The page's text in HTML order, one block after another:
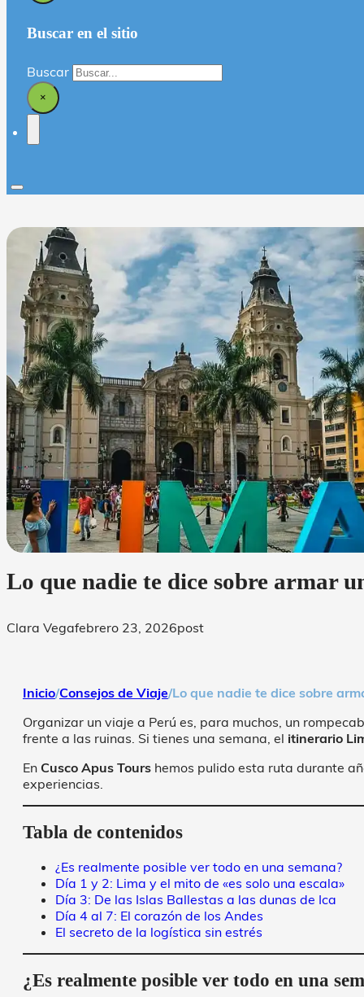
Buscar en el sitio
Buscar
×
Lo que nadie te dice sobre armar
Clara Vegafebrero 23, 2026post
Inicio/Consejos de Viaje/Lo que nadie te dice sobre
Organizar un viaje a Perú es, para muchos, un
frente a las ruinas. Si tienes una semana, el itinerario
En Cusco Apus Tours hemos pulido esta ruta durante
experiencias.
Tabla de contenidos
¿Es realmente posible ver todo en una semana?
Día 1 y 2: Lima y el mito de «es solo una escala»
Día 3: De las Islas Ballestas a las dunas de Ica
Día 4 al 7: El corazón de los Andes
El secreto de la logística sin estrés
¿Es realmente posible ver todo en una